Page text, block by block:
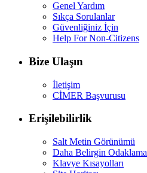
Genel Yardım
Sıkça Sorulanlar
Güvenliğiniz İçin
Help For Non-Citizens
Bize Ulaşın
İletişim
CİMER Başvurusu
Erişilebilirlik
Salt Metin Görünümü
Daha Belirgin Odaklama
Klavye Kısayolları